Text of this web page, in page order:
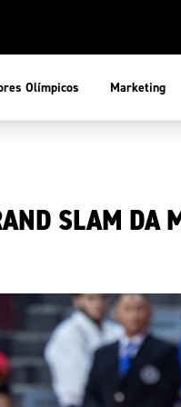
Olímpicos Marketing
SLAM DA